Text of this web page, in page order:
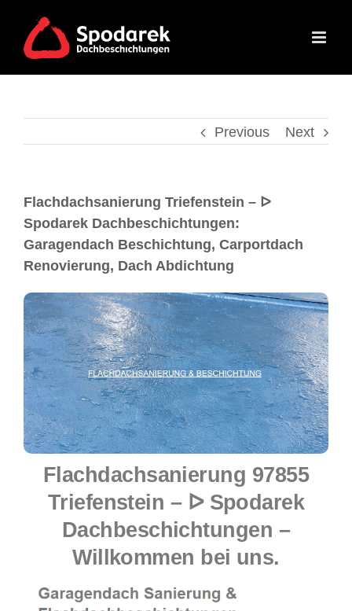
Previous Next
Flachdachsanierung Triefenstein – ᐅ
Spodarek Dachbeschichtungen:
Garagendach Beschichtung, Carportdach
Renovierung, Dach Abdichtung
Flachdachsanierung 97855
Triefenstein – ᐅ Spodarek
Dachbeschichtungen –
Willkommen bei uns.